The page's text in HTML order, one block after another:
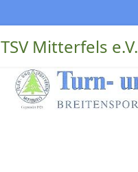
TSV Mitterfels e.V.